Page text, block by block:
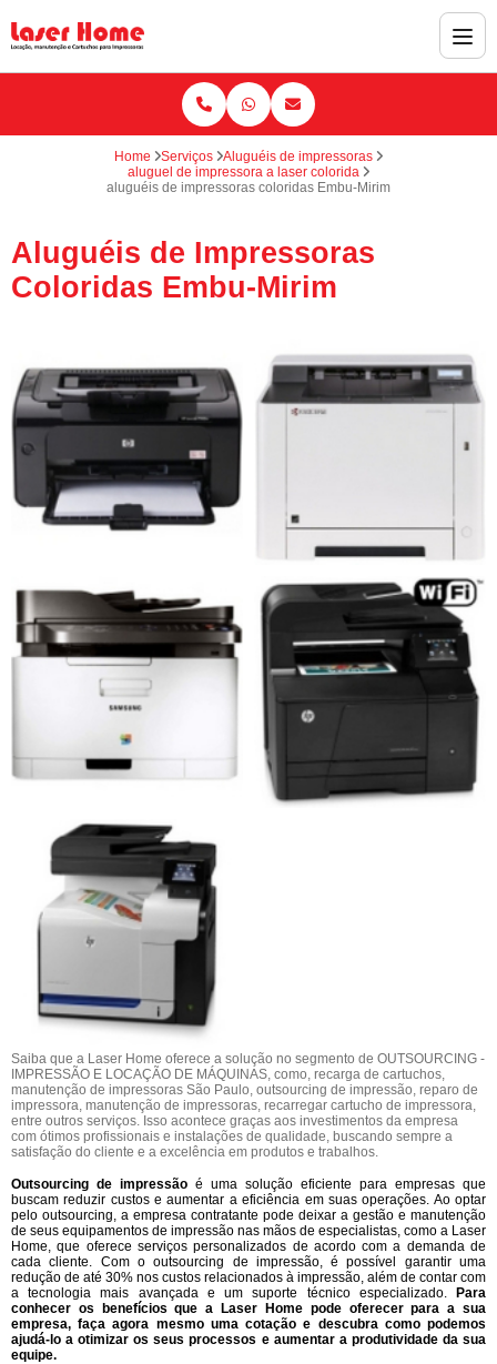
Home Serviços
Aluguéis de impressoras
aluguel de impressora a laser colorida
aluguéis de impressoras coloridas Embu-Mirim
Aluguéis de Impressoras
Coloridas Embu-Mirim
Saiba que a Laser Home oferece a solução no segmento de OUTSOURCING -
IMPRESSÃO E LOCAÇÃO DE MÁQUINAS, como, recarga de cartuchos,
manutenção de impressoras São Paulo, outsourcing de impressão, reparo de
impressora, manutenção de impressoras, recarregar cartucho de impressora,
entre outros serviços. Isso acontece graças aos investimentos da empresa
com ótimos profissionais e instalações de qualidade, buscando sempre a
satisfação do cliente e a excelência em produtos e trabalhos.
Outsourcing de impressão é uma solução eficiente para empresas que
buscam reduzir custos e aumentar a eficiência em suas operações. Ao optar
pelo outsourcing, a empresa contratante pode deixar a gestão e manutenção
de seus equipamentos de impressão nas mãos de especialistas, como a Laser
Home, que oferece serviços personalizados de acordo com a demanda de
cada cliente. Com o outsourcing de impressão, é possível garantir uma
redução de até 30% nos custos relacionados à impressão, além de contar com
a tecnologia mais avançada e um suporte técnico especializado. Para
conhecer os benefícios que a Laser Home pode oferecer para a sua
empresa, faça agora mesmo uma cotação e descubra como podemos
ajudá-lo a otimizar os seus processos e aumentar a produtividade da sua
equipe.